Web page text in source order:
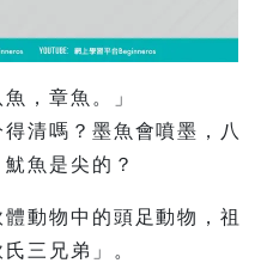
，章魚。」
清嗎？墨魚會噴墨，八
魚是尖的？
動物中的頭足動物，祖
三兄弟」。